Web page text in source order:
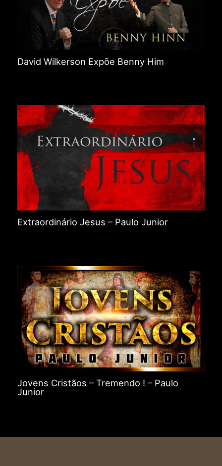
David Wilkerson Expõe Benny Him
Extraordinário Jesus – Paulo Junior
Jovens Cristãos – Tremendo ! – Paulo
Junior